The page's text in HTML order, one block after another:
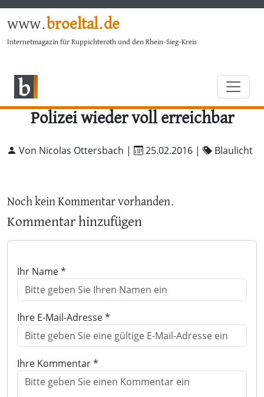
www.broeltal.de
Internetmagazin für Ruppichteroth und den Rhein-Sieg-Kreis
Polizei wieder voll erreichbar
Von Nicolas Ottersbach | 25.02.2016 | Blaulicht
Noch kein Kommentar vorhanden.
Kommentar hinzufügen
Ihr Name *
Ihre E-Mail-Adresse *
Ihre Kommentar *